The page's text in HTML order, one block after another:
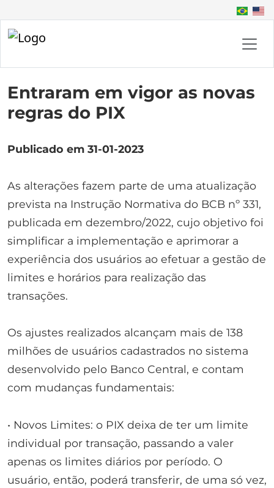
Entraram em vigor as novas
regras do PIX
Publicado em 31-01-2023
As alterações fazem parte de uma atualização
prevista na Instrução Normativa do BCB nº 331,
publicada em dezembro/2022, cujo objetivo foi
simplificar a implementação e aprimorar a
experiência dos usuários ao efetuar a gestão de
limites e horários para realização das
transações.
Os ajustes realizados alcançam mais de 138
milhões de usuários cadastrados no sistema
desenvolvido pelo Banco Central, e contam
com mudanças fundamentais:
• Novos Limites: o PIX deixa de ter um limite
individual por transação, passando a valer
apenas os limites diários por período. O
usuário, então, poderá transferir, de uma só vez,